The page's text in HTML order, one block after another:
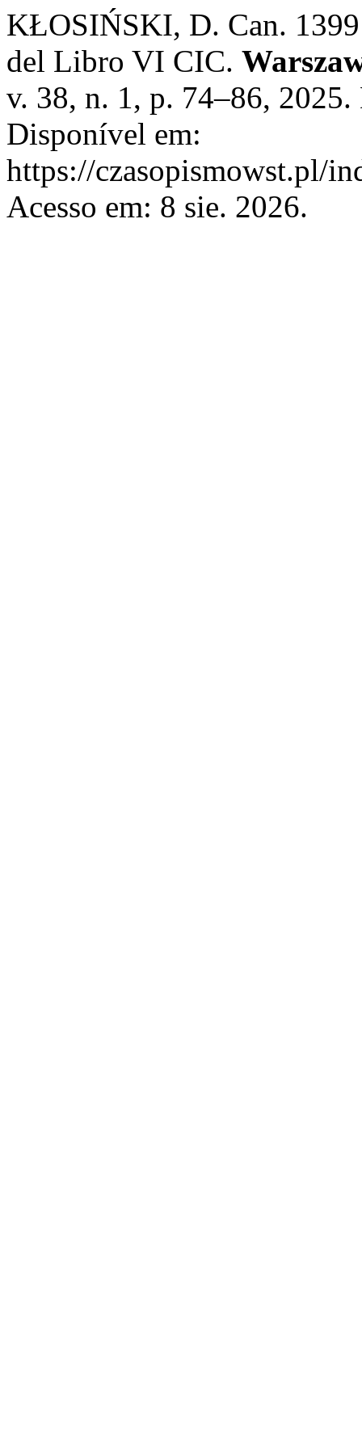
KŁOSIŃSKI, D. Can.
del Libro VI CIC.
v. 38, n. 1, p. 74–86,
Disponível em:
https://czasopismowst.pl/
Acesso em: 8 sie. 2026.